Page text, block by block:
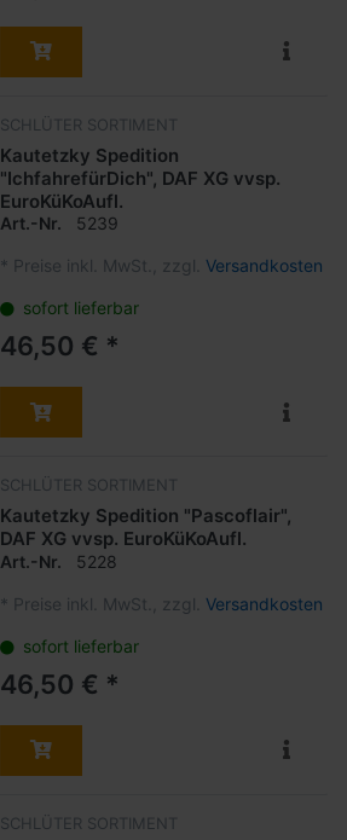
SCHLÜTER SORTIMENT
Kautetzky Spedition
"IchfahrefürDich", DAF XG vvsp.
EuroKüKoAufl.
Art.-Nr. 5239
* Preise inkl. MwSt., zzgl. Versandkosten
sofort lieferbar
46,50 € *
SCHLÜTER SORTIMENT
Kautetzky Spedition "Pascoflair",
DAF XG vvsp. EuroKüKoAufl.
Art.-Nr. 5228
* Preise inkl. MwSt., zzgl. Versandkosten
sofort lieferbar
46,50 € *
SCHLÜTER SORTIMENT